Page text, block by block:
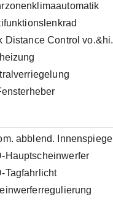
Distance Control vo.&hi.
abblend. Innenspiegel
Hauptscheinwerfer
Tagfahrlicht